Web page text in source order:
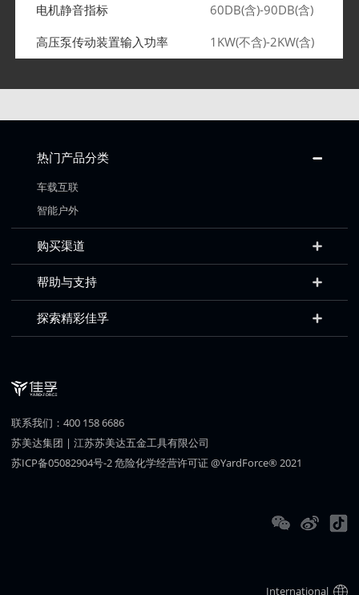
电机静音指标
60DB(含)-90DB(含)
高压泵传动装置输入功率
1KW(不含)-2KW(含)
热门产品分类
车载互联
智能户外
购买渠道
帮助与支持
探索精彩佳孚
联系我们：400 158 6686
苏美达集团 | 江苏苏美达五金工具有限公司
苏ICP备05082904号-2危险化学经营许可证@YardForce® 2021
International